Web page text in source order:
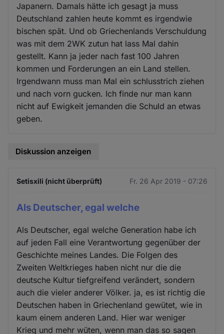
Japanern. Damals hätte ich gesagt ja muss
Deutschland zahlen heute kommt es irgendwie
bischen spät. Und ob Griechenlands Verschuldung
was mit dem 2WK zutun hat lass Mal dahin
gestellt. Kann ja jeder nach fast 100 Jahren
kommen und Forderungen an ein Land stellen.
Irgendwann muss man Mal ein schlusstrich ziehen
und nach vorn gucken. Ich finde nur man kann
nicht auf Ewigkeit jemanden die Schuld an etwas
geben.
Diskussion anzeigen
Setisxili (nicht überprüft) Fr. 26 Apr 2019 - 07:26
Als Deutscher, egal welche
Als Deutscher, egal welche Generation habe ich
auf jeden Fall eine Verantwortung gegenüber der
Geschichte meines Landes. Die Folgen des
Zweiten Weltkrieges haben nicht nur die die
deutsche Kultur tiefgreifend verändert, sondern
auch die vieler anderer Völker. ja, es ist richtig die
Deutschen haben in Griechenland gewütet, wie in
kaum einem anderen Land. Hier war weniger
Krieg und mehr wüten, wenn man das so sagen